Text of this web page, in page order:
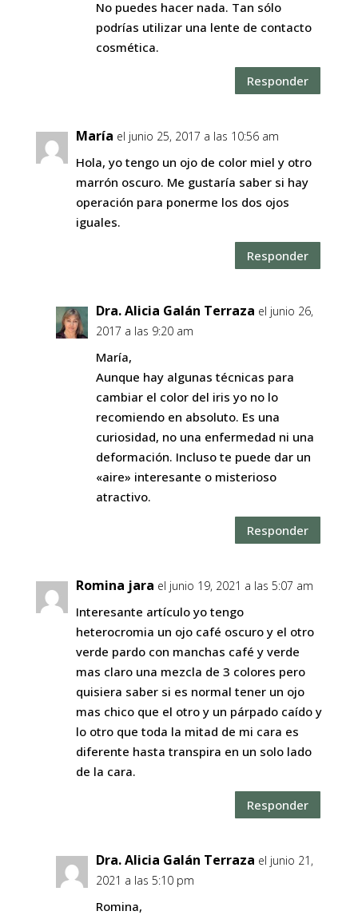
No puedes hacer nada. Tan sólo
podrías utilizar una lente de contacto
cosmética.
Responder
María el junio 25, 2017 a las 10:56 am
Hola, yo tengo un ojo de color miel y otro
marrón oscuro. Me gustaría saber si hay
operación para ponerme los dos ojos
iguales.
Responder
Dra. Alicia Galán Terraza el junio 26,
2017 a las 9:20 am
María,
Aunque hay algunas técnicas para
cambiar el color del iris yo no lo
recomiendo en absoluto. Es una
curiosidad, no una enfermedad ni una
deformación. Incluso te puede dar un
«aire» interesante o misterioso
atractivo.
Responder
Romina jara el junio 19, 2021 a las 5:07 am
Interesante artículo yo tengo
heterocromia un ojo café oscuro y el otro
verde pardo con manchas café y verde
mas claro una mezcla de 3 colores pero
quisiera saber si es normal tener un ojo
mas chico que el otro y un párpado caído y
lo otro que toda la mitad de mi cara es
diferente hasta transpira en un solo lado
de la cara.
Responder
Dra. Alicia Galán Terraza el junio 21,
2021 a las 5:10 pm
Romina,